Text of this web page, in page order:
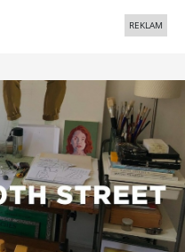
REKLAM